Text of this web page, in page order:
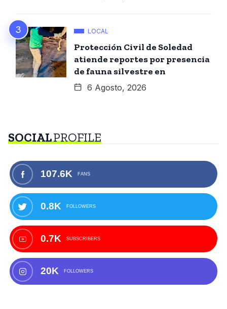
LOCAL
Protección Civil de Soledad
atiende reportes por presencia
de fauna silvestre en
6 Agosto, 2026
SOCIALPROFILE
107.6K FANS
0.8K FOLLOWERS
0.7K SUBSCRIBERS
20K FOLLOWERS